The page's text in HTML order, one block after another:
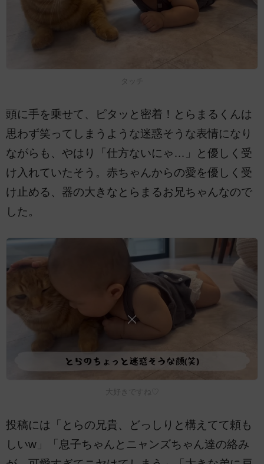
タッチ
頭に手を乗せて、ピタッと密着！とらまるくんは
思わず笑ってしまうような迷惑そうな表情になり
ながらも、やはり「仕方ないにゃ…」と優しく受
け入れていたそう。赤ちゃんからの愛を優しく受
け止める、器の大きなとらまるお兄ちゃんなので
した。
大好きですね♡
投稿には「とらの兄貴、どっしりと構えてて頼も
しいw」「息子ちゃんとニャンズちゃん達の絡み